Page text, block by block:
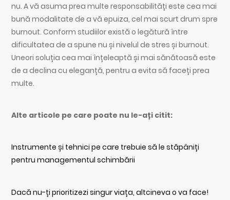
nu. A vă asuma prea multe responsabilități este cea mai
bună modalitate de a vă epuiza, cel mai scurt drum spre
burnout. Conform studiilor există o legătură între
dificultatea de a spune nu și nivelul de stres și burnout.
Uneori soluția cea mai înțeleaptă și mai sănătoasă este
de a declina cu eleganță, pentru a evita să faceți prea
multe.
Alte articole pe care poate nu le-ați citit:
Instrumente și tehnici pe care trebuie să le stăpâniți
pentru managementul schimbării
Dacă nu-ți prioritizezi singur viața, altcineva o va face!